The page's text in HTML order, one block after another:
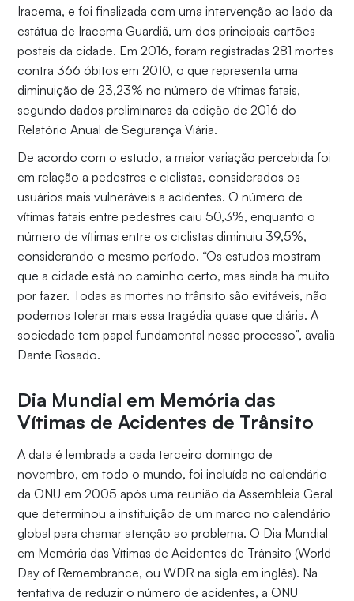
Iracema, e foi finalizada com uma intervenção ao lado da
estátua de Iracema Guardiã, um dos principais cartões
postais da cidade. Em 2016, foram registradas 281 mortes
contra 366 óbitos em 2010, o que representa uma
diminuição de 23,23% no número de vítimas fatais,
segundo dados preliminares da edição de 2016 do
Relatório Anual de Segurança Viária.
De acordo com o estudo, a maior variação percebida foi
em relação a pedestres e ciclistas, considerados os
usuários mais vulneráveis a acidentes. O número de
vítimas fatais entre pedestres caiu 50,3%, enquanto o
número de vítimas entre os ciclistas diminuiu 39,5%,
considerando o mesmo período. “Os estudos mostram
que a cidade está no caminho certo, mas ainda há muito
por fazer. Todas as mortes no trânsito são evitáveis, não
podemos tolerar mais essa tragédia quase que diária. A
sociedade tem papel fundamental nesse processo”, avalia
Dante Rosado.
Dia Mundial em Memória das
Vítimas de Acidentes de Trânsito
A data é lembrada a cada terceiro domingo de
novembro, em todo o mundo, foi incluída no calendário
da ONU em 2005 após uma reunião da Assembleia Geral
que determinou a instituição de um marco no calendário
global para chamar atenção ao problema. O Dia Mundial
em Memória das Vítimas de Acidentes de Trânsito (World
Day of Remembrance, ou WDR na sigla em inglês). Na
tentativa de reduzir o número de acidentes, a ONU